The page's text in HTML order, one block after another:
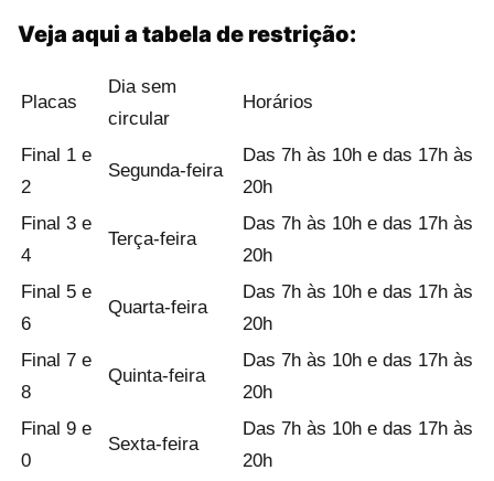
Veja aqui a tabela de restrição:
Placas
Dia sem
circular
Horários
Final 1 e
2
Segunda-feira
Das 7h às 10h e das 17h às
20h
Final 3 e
4
Terça-feira
Das 7h às 10h e das 17h às
20h
Final 5 e
6
Quarta-feira
Das 7h às 10h e das 17h às
20h
Final 7 e
8
Quinta-feira
Das 7h às 10h e das 17h às
20h
Final 9 e
0
Sexta-feira
Das 7h às 10h e das 17h às
20h